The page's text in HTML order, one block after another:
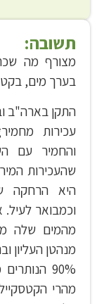
תשובה:
מצורף מה
בערך מים, בקטע
התקן בארה"ב
מהמים שלה
מנהטן העליון
90%
מהרי